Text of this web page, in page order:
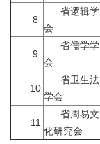
8
省逻辑学
会
9
省儒学学
会
10
省卫生法
学会
11
省周易文
化研究会